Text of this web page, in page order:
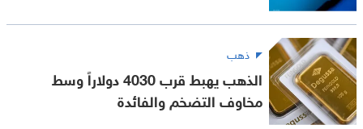
ذهب
الذهب يهبط قرب 4030 دولاراً وسط
مخاوف التضخم والفائدة